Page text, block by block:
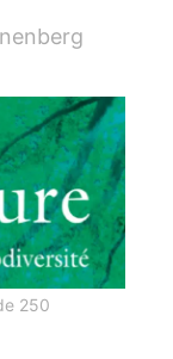
250